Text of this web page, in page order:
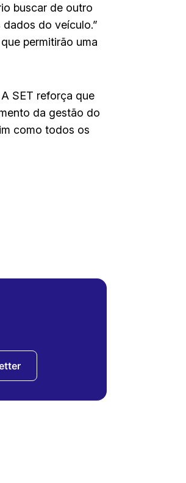
buscar de outro
do veículo.”
permitirão uma
SET reforça que
da gestão do
como todos os